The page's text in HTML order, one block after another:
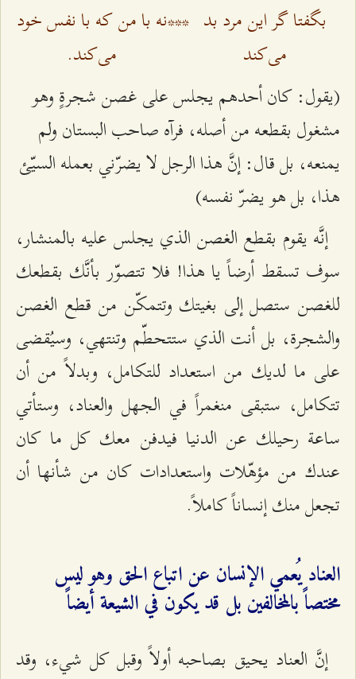
بگفتا گر این مرد بد
می‌کند
***نه با من که با نفس خود
می‌کند.
(يقول: كان أحدهم يجلس على غصن شجرةٍ وهو
مشغول بقطعه من أصله، فرآه صاحب البستان ولم
يمنعه، بل قال: إنَّ هذا الرجل لا يضرّني بعمله السيّئ
هذا، بل هو يضرّ نفسه)
إنَّه يقوم بقطع الغصن الذي يجلس عليه بالمنشار،
سوف تسقط أرضاً يا هذا! فلا تتصوّر بأنَّك بقطعك
للغصن ستصل إلى بغيتك وتتمكّن من قطع الغصن
والشجرة، بل أنت الذي ستتحطّم وتنتهي، وسيُقضى
على ما لديك من استعداد للتكامل، وبدلاً من أن
تتكامل، ستبقى منغمراً في الجهل والعناد، وستأتي
ساعة رحيلك عن الدنيا فيدفن معك كل ما كان
عندك من مؤهّلات واستعدادات كان من شأنها أن
تجعل منك إنساناً كاملاً.
العناد يُعمي الإنسان عن اتباع الحق وهو ليس
مختصاً بالمخالفين بل قد يكون في الشيعة أيضاً
إنَّ العناد يحيق بصاحبه أولاً وقبل كل شيء، وقد